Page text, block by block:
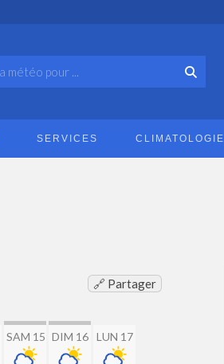
SERVICES CLIMATOLOGIE
🔗 Partager
SAM 15 DIM 16 LUN 17